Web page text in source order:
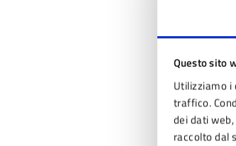
Questo sito
Utilizziamo i
traffico.
dei dati
raccolto dal